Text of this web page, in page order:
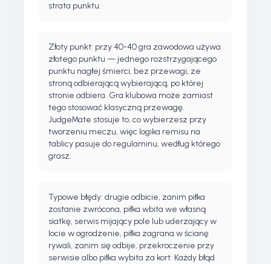
strata punktu.
Złoty punkt: przy 40-40 gra zawodowa używa
złotego punktu — jednego rozstrzygającego
punktu nagłej śmierci, bez przewagi, ze
stroną odbierającą wybierającą, po której
stronie odbiera. Gra klubowa może zamiast
tego stosować klasyczną przewagę.
JudgeMate stosuje to, co wybierzesz przy
tworzeniu meczu, więc logika remisu na
tablicy pasuje do regulaminu, według którego
grasz.
Typowe błędy: drugie odbicie, zanim piłka
zostanie zwrócona, piłka wbita we własną
siatkę, serwis mijający pole lub uderzający w
locie w ogrodzenie, piłka zagrana w ścianę
rywali, zanim się odbije, przekroczenie przy
serwisie albo piłka wybita za kort. Każdy błąd